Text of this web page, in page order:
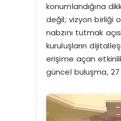
konumlandığına
değil; vizyon birliği
nabzını tutmak
kuruluşların
erişime açan
güncel buluşma, 27